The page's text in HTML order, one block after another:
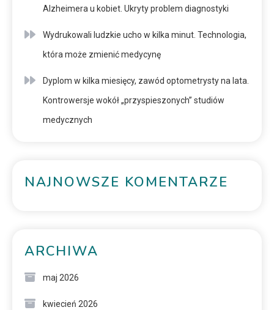
Alzheimera u kobiet. Ukryty problem diagnostyki
Wydrukowali ludzkie ucho w kilka minut. Technologia,
która może zmienić medycynę
Dyplom w kilka miesięcy, zawód optometrysty na lata.
Kontrowersje wokół „przyspieszonych” studiów
medycznych
NAJNOWSZE KOMENTARZE
ARCHIWA
maj 2026
kwiecień 2026